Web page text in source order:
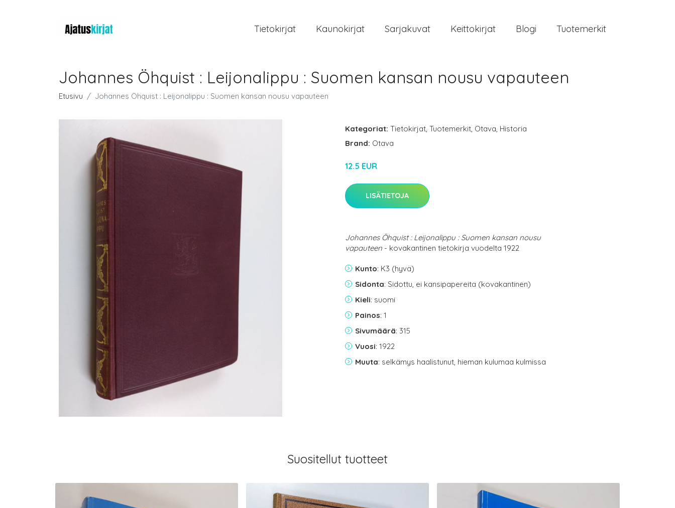
Tietokirjat Kaunokirjat Sarjakuvat Keittokirjat Blogi Tuotemerkit
Johannes Öhquist : Leijonalippu : Suomen kansan nousu vapauteen
Etusivu Johannes Öhquist : Leijonalippu : Suomen kansan nousu vapauteen
Kategoriat: Tietokirjat, Tuotemerkit, Otava, Historia
Brand: Otava
12.5 EUR
LISÄTIETOJA
Johannes Öhquist : Leijonalippu : Suomen kansan nousu
vapauteen - kovakantinen tietokirja vuodelta 1922
Kunto: K3 (hyvä)
Sidonta: Sidottu, ei kansipapereita (kovakantinen)
Kieli: suomi
Painos: 1
Sivumäärä: 315
Vuosi: 1922
Muuta: selkämys haalistunut, hieman kulumaa kulmissa
Suositellut tuotteet